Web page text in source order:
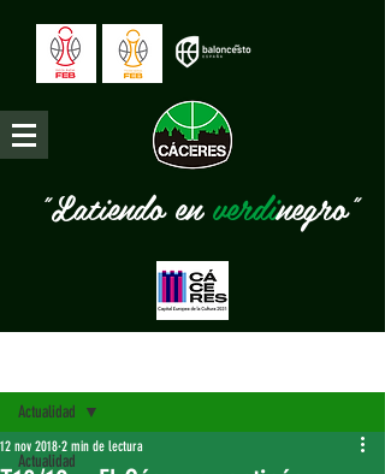
"Latiendo enverdinegro"
Actualidad
Actualidad
12 nov 2018 2 min de lectura